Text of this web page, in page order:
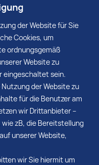
der Website für Sie
Cookies, um
ordnungsgemäß
Website zu
eingeschaltet sein.
der Website zu
für die Benutzer am
wir Drittanbieter –
zB, die Bereitstellung
unserer Website,
wir Sie hiermit um
Mehr
5 6 …
11